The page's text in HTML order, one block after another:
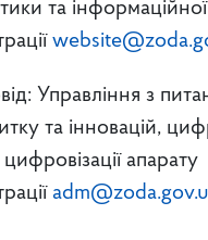
та інформаційної
Управління з
та інновацій,
апарату